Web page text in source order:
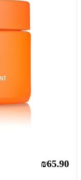
₪65.90